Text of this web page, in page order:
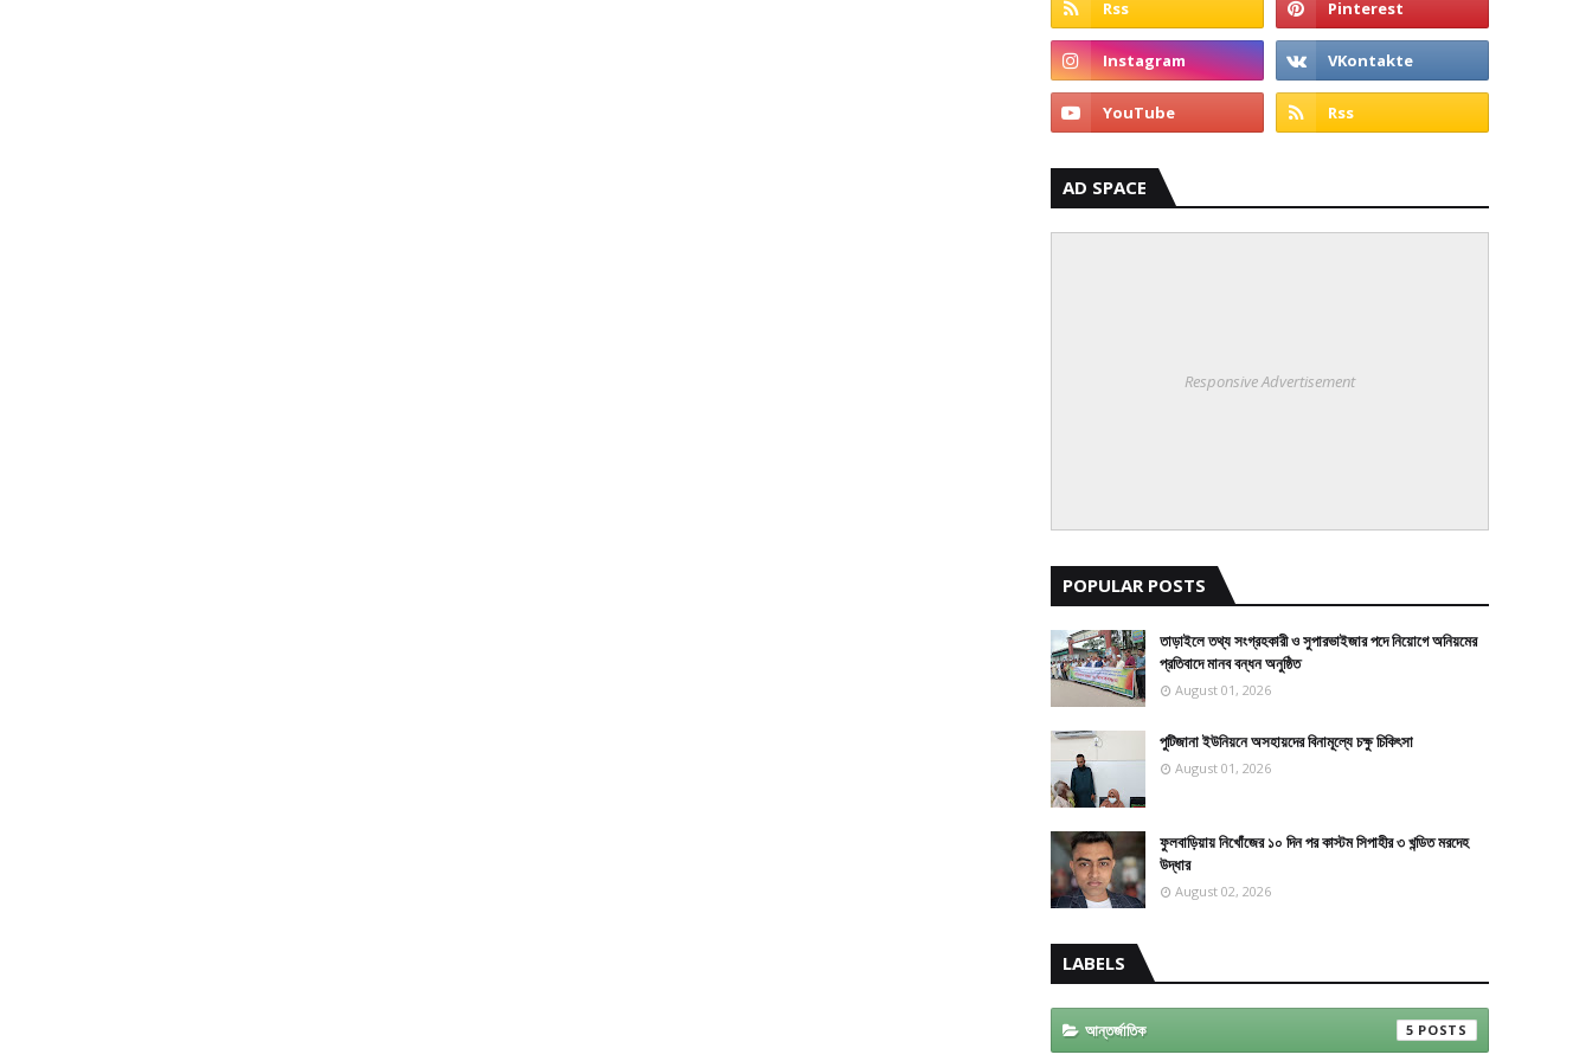
AD SPACE
Responsive Advertisement
POPULAR POSTS
তাড়াইলে তথ্য সংগ্রহকারী ও সুপারভাইজার পদে নিয়োগে অনিয়মের
প্রতিবাদে মানব বন্ধন অনুষ্ঠিত
August 01, 2026
পুটিজানা ইউনিয়নে অসহায়দের বিনামূল্যে চক্ষু চিকিৎসা
August 01, 2026
ফুলবাড়িয়ায় নিখোঁজের ১০ দিন পর কাস্টম সিপাহীর ৩ খন্ডিত মরদেহ
উদ্ধার
August 02, 2026
LABELS
আন্তর্জাতিক 5